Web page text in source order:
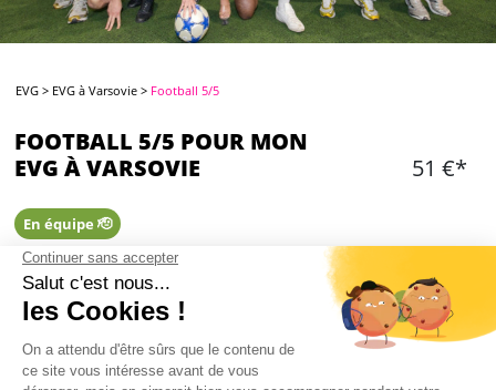
EVG > EVG à Varsovie > Football 5/5
FOOTBALL 5/5 POUR MON
EVG À VARSOVIE
51 €*
En équipe 🫡